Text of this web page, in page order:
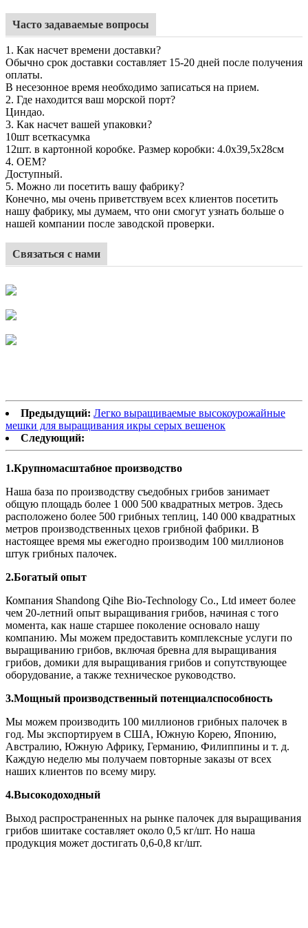
Часто задаваемые вопросы
1. Как насчет времени доставки?
Обычно срок доставки составляет 15-20 дней после получения
оплаты.
В несезонное время необходимо записаться на прием.
2. Где находится ваш морской порт?
Циндао.
3. Как насчет вашей упаковки?
10шт всеткасумка
12шт. в картонной коробке. Размер коробки: 4.0х39,5х28см
4. OEM?
Доступный.
5. Можно ли посетить вашу фабрику?
Конечно, мы очень приветствуем всех клиентов посетить
нашу фабрику, мы думаем, что они смогут узнать больше о
нашей компании после заводской проверки.
Связаться с нами
Предыдущий: Легко выращиваемые высокоурожайные
мешки для выращивания икры серых вешенок
Следующий:
1.Крупномасштабное производство
Наша база по производству съедобных грибов занимает
общую площадь более 1 000 500 квадратных метров. Здесь
расположено более 500 грибных теплиц, 140 000 квадратных
метров производственных цехов грибной фабрики. В
настоящее время мы ежегодно производим 100 миллионов
штук грибных палочек.
2.Богатый опыт
Компания Shandong Qihe Bio-Technology Co., Ltd имеет более
чем 20-летний опыт выращивания грибов, начиная с того
момента, как наше старшее поколение основало нашу
компанию. Мы можем предоставить комплексные услуги по
выращиванию грибов, включая бревна для выращивания
грибов, домики для выращивания грибов и сопутствующее
оборудование, а также техническое руководство.
3.Мощный производственный потенциалспособность
Мы можем производить 100 миллионов грибных палочек в
год. Мы экспортируем в США, Южную Корею, Японию,
Австралию, Южную Африку, Германию, Филиппины и т. д.
Каждую неделю мы получаем повторные заказы от всех
наших клиентов по всему миру.
4.Высокодоходный
Выход распространенных на рынке палочек для выращивания
грибов шиитаке составляет около 0,5 кг/шт. Но наша
продукция может достигать 0,6-0,8 кг/шт.